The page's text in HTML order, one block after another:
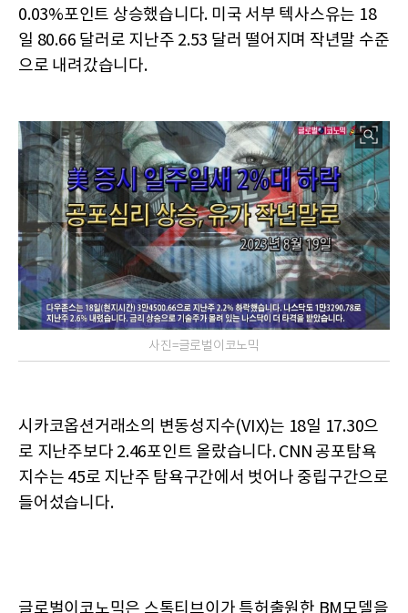
0.03%포인트 상승했습니다. 미국 서부 텍사스유는 18
일 80.66 달러로 지난주 2.53 달러 떨어지며 작년말 수준
으로 내려갔습니다.
사진=글로벌이코노믹
시카코옵션거래소의 변동성지수(VIX)는 18일 17.30으
로 지난주보다 2.46포인트 올랐습니다. CNN 공포탐욕
지수는 45로 지난주 탐욕구간에서 벗어나 중립구간으로
들어섰습니다.
글로벌이코노믹은 스톡티브이가 특허출원한 BM모델을